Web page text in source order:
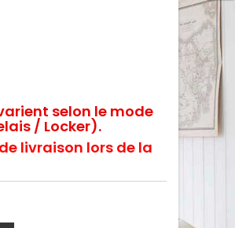
selon le mode
/ Locker).
livraison lors de la